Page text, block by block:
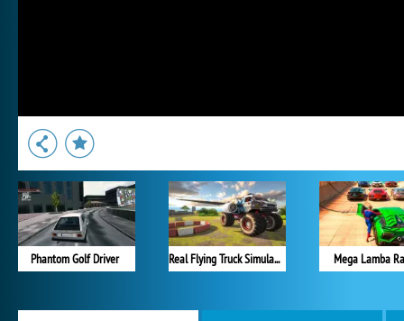
Phantom Golf Driver Real Flying Truck Simulator 3D Mega Lamba